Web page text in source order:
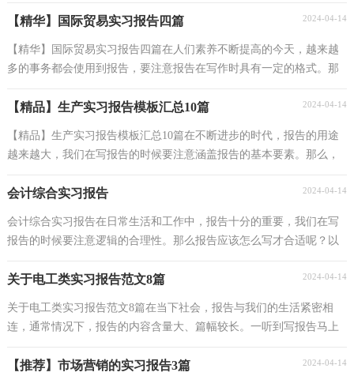
【精华】国际贸易实习报告四篇 2024-04-14
【精华】国际贸易实习报告四篇在人们素养不断提高的今天，越来越
多的事务都会使用到报告，要注意报告在写作时具有一定的格式。那
【精品】生产实习报告模板汇总10篇 2024-04-14
【精品】生产实习报告模板汇总10篇在不断进步的时代，报告的用途
越来越大，我们在写报告的时候要注意涵盖报告的基本要素。那么，
会计综合实习报告 2024-04-14
会计综合实习报告在日常生活和工作中，报告十分的重要，我们在写
报告的时候要注意逻辑的合理性。那么报告应该怎么写才合适呢？以
关于电工类实习报告范文8篇 2024-04-14
关于电工类实习报告范文8篇在当下社会，报告与我们的生活紧密相
连，通常情况下，报告的内容含量大、篇幅较长。一听到写报告马上
【推荐】市场营销的实习报告3篇 2024-04-14